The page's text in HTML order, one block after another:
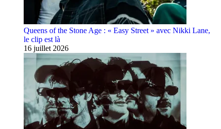
Queens of the Stone Age : « Easy Street » avec Nikki Lane,
le clip est là
16 juillet 2026